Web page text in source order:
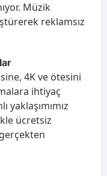
Müzik
reklamsız
4K ve ötesini
ihtiyaç
ücretsiz